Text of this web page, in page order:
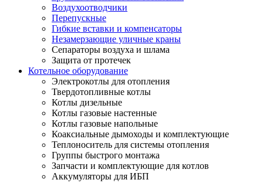
Воздухоотводчики
Перепускные
Гибкие вставки и компенсаторы
Незамерзающие уличные краны
Сепараторы воздуха и шлама
Защита от протечек
Котельное оборудование
Электрокотлы для отопления
Твердотопливные котлы
Котлы дизельные
Котлы газовые настенные
Котлы газовые напольные
Коаксиальные дымоходы и комплектующие
Теплоноситель для системы отопления
Группы быстрого монтажа
Запчасти и комплектующие для котлов
Аккумуляторы для ИБП